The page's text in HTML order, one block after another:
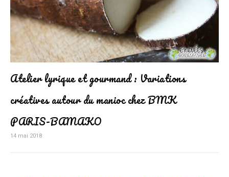
Atelier lyrique et gourmand : Variations
créatives autour du manioc chez BMK
PARIS-BAMAKO
14 mai 2018